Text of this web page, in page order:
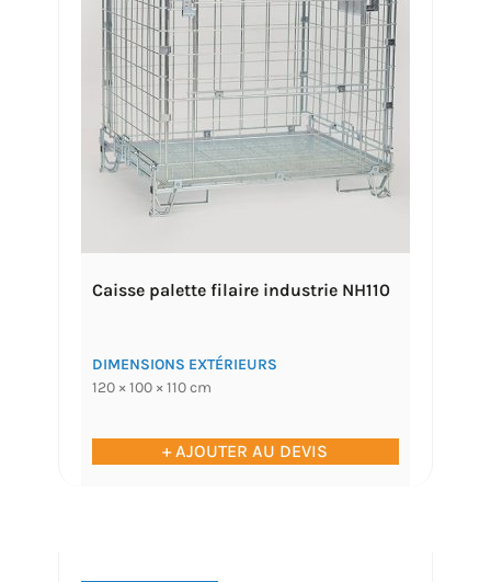
Caisse palette filaire industrie NH110
DIMENSIONS EXTÉRIEURS
120 × 100 × 110 cm
+ AJOUTER AU DEVIS